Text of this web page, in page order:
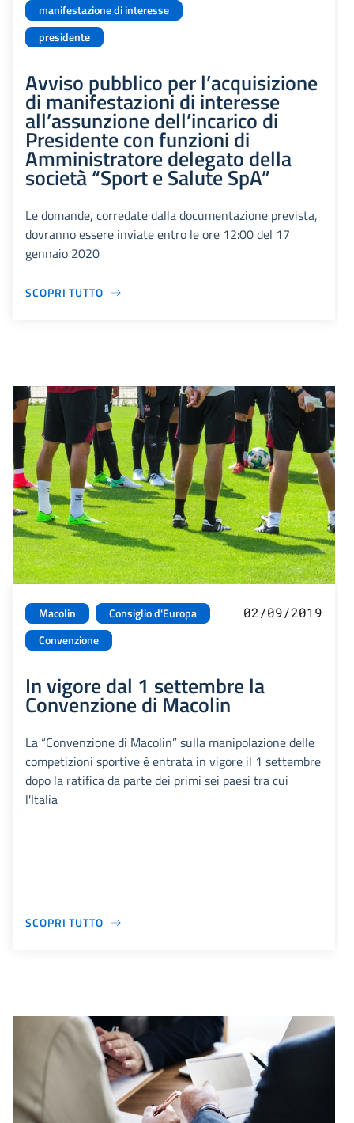
manifestazione di interesse
presidente
Avviso pubblico per l’acquisizione
di manifestazioni di interesse
all’assunzione dell’incarico di
Presidente con funzioni di
Amministratore delegato della
società “Sport e Salute SpA”
Le domande, corredate dalla documentazione prevista,
dovranno essere inviate entro le ore 12:00 del 17
gennaio 2020
SCOPRI TUTTO
Macolin
Consiglio d'Europa
Convenzione
02/09/2019
In vigore dal 1 settembre la
Convenzione di Macolin
La “Convenzione di Macolin” sulla manipolazione delle
competizioni sportive è entrata in vigore il 1 settembre
dopo la ratifica da parte dei primi sei paesi tra cui
l'Italia
SCOPRI TUTTO